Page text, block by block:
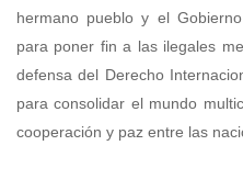
hermano pueblo y el
para poner fin a las ilegales
defensa del Derecho
para consolidar el mundo
cooperación y paz entre las